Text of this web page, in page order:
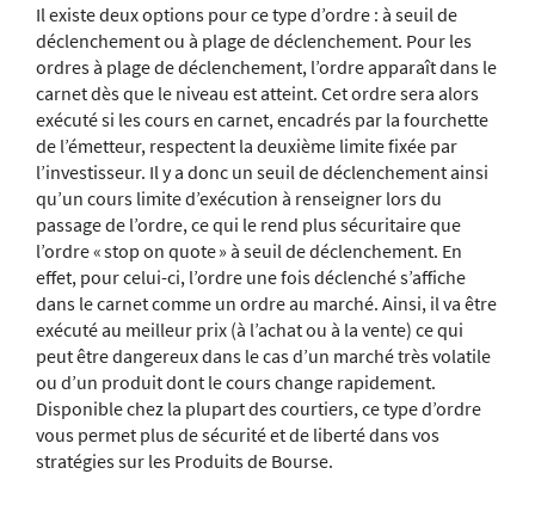
Il existe deux options pour ce type d’ordre : à seuil de
déclenchement ou à plage de déclenchement. Pour les
ordres à plage de déclenchement, l’ordre apparaît dans le
carnet dès que le niveau est atteint. Cet ordre sera alors
exécuté si les cours en carnet, encadrés par la fourchette
de l’émetteur, respectent la deuxième limite fixée par
l’investisseur. Il y a donc un seuil de déclenchement ainsi
qu’un cours limite d’exécution à renseigner lors du
passage de l’ordre, ce qui le rend plus sécuritaire que
l’ordre « stop on quote » à seuil de déclenchement. En
effet, pour celui-ci, l’ordre une fois déclenché s’affiche
dans le carnet comme un ordre au marché. Ainsi, il va être
exécuté au meilleur prix (à l’achat ou à la vente) ce qui
peut être dangereux dans le cas d’un marché très volatile
ou d’un produit dont le cours change rapidement.
Disponible chez la plupart des courtiers, ce type d’ordre
vous permet plus de sécurité et de liberté dans vos
stratégies sur les Produits de Bourse.